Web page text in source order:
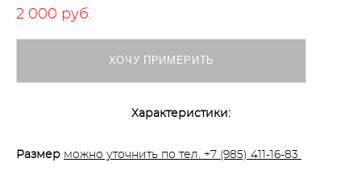
2 000 pуб.
ХОЧУ ПРИМЕРИТЬ
Характеристики:
Размер можно уточнить по тел. +7 (985) 411-16-83